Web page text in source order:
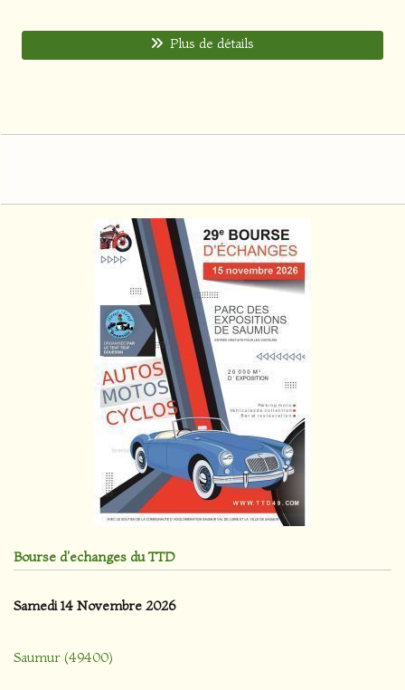
Plus de détails
Bourse d'echanges du TTD
Samedi 14 Novembre 2026
Saumur (49400)